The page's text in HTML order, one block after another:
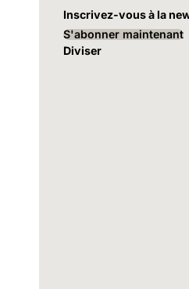
Inscrivez-vous à la
S'abonner maintenant
Diviser